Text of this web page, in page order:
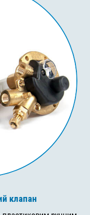
клапан